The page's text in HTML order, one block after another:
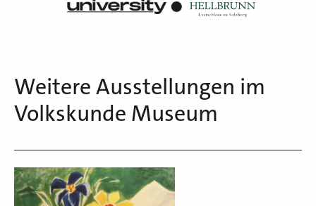
Weitere Ausstellungen im
Volkskunde Museum